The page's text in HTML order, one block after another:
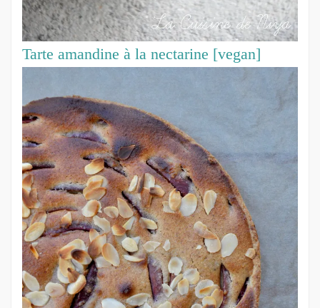
Tarte amandine à la nectarine [vegan]